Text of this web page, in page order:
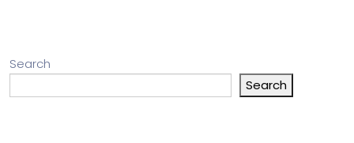
Search
Search